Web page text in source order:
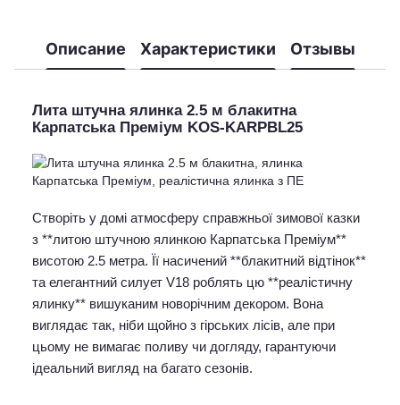
Описание Характеристики Отзывы
Лита штучна ялинка 2.5 м блакитна
Карпатська Преміум KOS-KARPBL25
Створіть у домі атмосферу справжньої зимової казки
з **литою штучною ялинкою Карпатська Преміум**
висотою 2.5 метра. Її насичений **блакитний відтінок**
та елегантний силует V18 роблять цю **реалістичну
ялинку** вишуканим новорічним декором. Вона
виглядає так, ніби щойно з гірських лісів, але при
цьому не вимагає поливу чи догляду, гарантуючи
ідеальний вигляд на багато сезонів.